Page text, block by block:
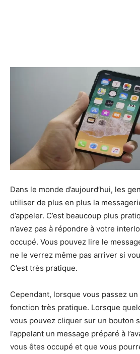
Dans le monde d’aujourd’hui, les
utiliser de plus en plus la
d’appeler. C’est beaucoup plus
n’avez pas à répondre à votre
occupé. Vous pouvez lire le
ne le verrez même pas arriver si
C’est très pratique.
Cependant, lorsque vous passez
fonction très pratique. Lorsque
vous pouvez cliquer sur un bouton
l’appelant un message préparé à
vous êtes occupé et que vous